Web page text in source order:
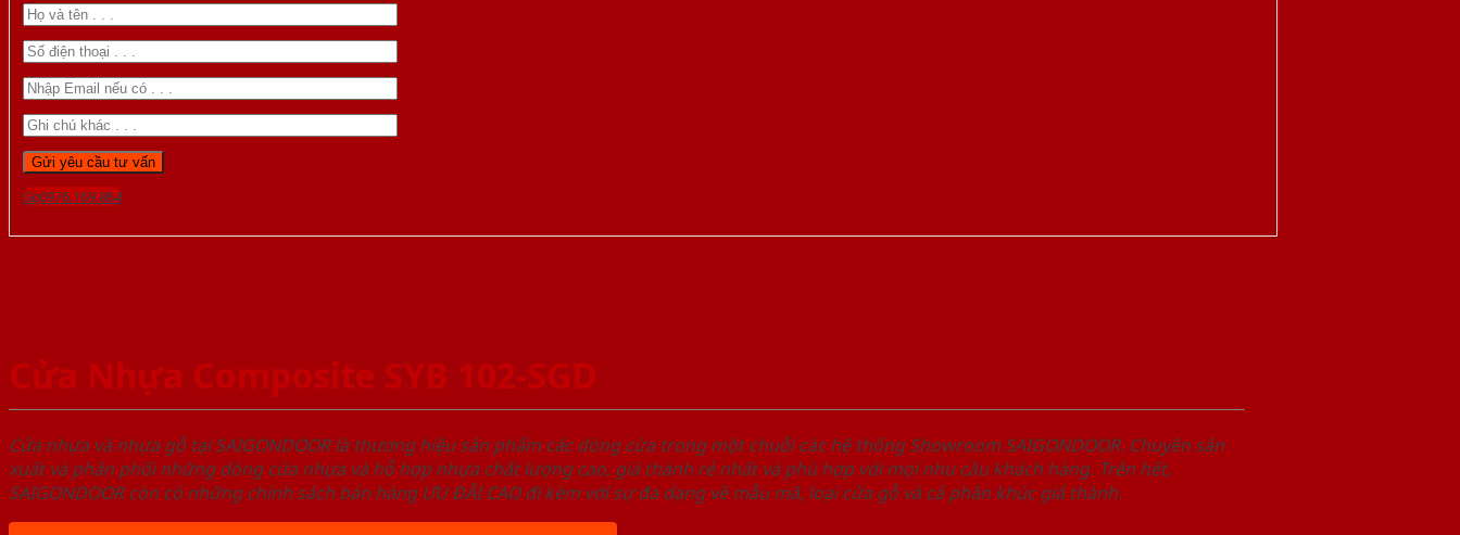
Gọi 0976.169.864
Cửa Nhựa Composite SYB 102-SGD
Cửa nhựa và nhựa gỗ tại SAIGONDOOR là thương hiệu sản phẩm các dòng cửa trong một chuỗi các hệ thống Showroom SAIGONDOOR. Chuyên sản
xuất và phân phối những dòng cửa nhựa và hỗ hợp nhựa chất lượng cao, giá thành rẻ nhất và phù hợp với mọi nhu cầu khách hàng. Trên hết,
SAIGONDOOR còn có những chính sách bán hàng ƯU ĐÃI CAO đi kèm với sự đa dạng về mẫu mã, loại cửa gỗ và cả phân khúc giá thành.